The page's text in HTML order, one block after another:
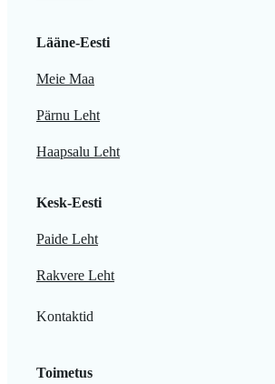
Lääne-Eesti
Meie Maa
Pärnu Leht
Haapsalu Leht
Kesk-Eesti
Paide Leht
Rakvere Leht
Kontaktid
Toimetus